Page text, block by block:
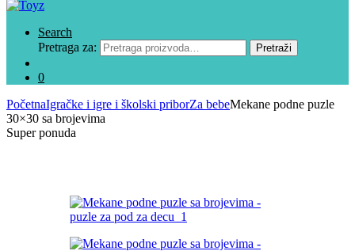
Search
Pretraga za:
Pretraži
0
PočetnaIgračke i igre i školski priborZa bebeMekane podne puzle
30×30 sa brojevima
Super ponuda